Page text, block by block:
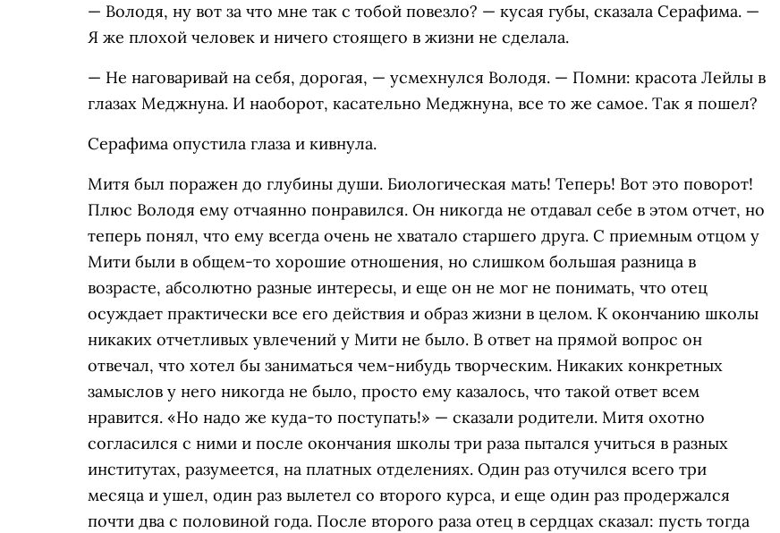
— Володя, ну вот за что мне так с тобой повезло? — кусая губы, сказала Серафима. —
Я же плохой человек и ничего стоящего в жизни не сделала.
— Не наговаривай на себя, дорогая, — усмехнулся Володя. — Помни: красота Лейлы в
глазах Меджнуна. И наоборот, касательно Меджнуна, все то же самое. Так я пошел?
Серафима опустила глаза и кивнула.
Митя был поражен до глубины души. Биологическая мать! Теперь! Вот это поворот!
Плюс Володя ему отчаянно понравился. Он никогда не отдавал себе в этом отчет, но
теперь понял, что ему всегда очень не хватало старшего друга. С приемным отцом у
Мити были в общем-то хорошие отношения, но слишком большая разница в
возрасте, абсолютно разные интересы, и еще он не мог не понимать, что отец
осуждает практически все его действия и образ жизни в целом. К окончанию школы
никаких отчетливых увлечений у Мити не было. В ответ на прямой вопрос он
отвечал, что хотел бы заниматься чем-нибудь творческим. Никаких конкретных
замыслов у него никогда не было, просто ему казалось, что такой ответ всем
нравится. «Но надо же куда-то поступать!» — сказали родители. Митя охотно
согласился с ними и после окончания школы три раза пытался учиться в разных
институтах, разумеется, на платных отделениях. Один раз отучился всего три
месяца и ушел, один раз вылетел со второго курса, и еще один раз продержался
почти два с половиной года. После второго раза отец в сердцах сказал: пусть тогда